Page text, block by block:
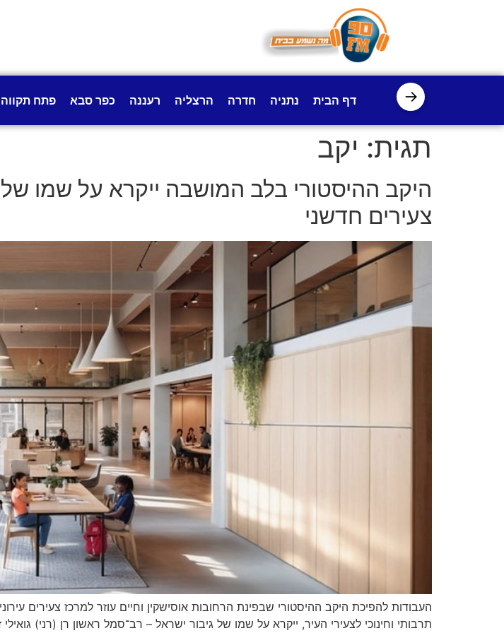
→ דף הבית נתניה חדרה הרצליה רעננה כפר סבא פתח תקווה
תגית: יקב
היקב ההיסטורי בלב המושבה ייקרא על שמו של
צעירים חדשני
העבודות להפיכת היקב ההיסטורי שבפינת הרחובות אוסישקין וחיים עוזר למרכז צעירים
תרבותי וחינוכי לצעירי העיר, ייקרא על שמו של גיבור ישראל – רב־סמל ראשון רן (רני)